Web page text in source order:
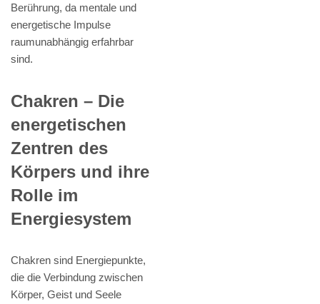
Berührung, da mentale und
energetische Impulse
raumunabhängig erfahrbar
sind.
Chakren – Die
energetischen
Zentren des
Körpers und ihre
Rolle im
Energiesystem
Chakren sind Energiepunkte,
die die Verbindung zwischen
Körper, Geist und Seele